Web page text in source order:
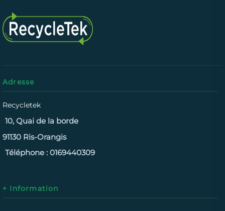
Adresse
Recycletek
10, Quai de la borde
91130 Ris-Orangis
Téléphone : 0169440309
+ Information